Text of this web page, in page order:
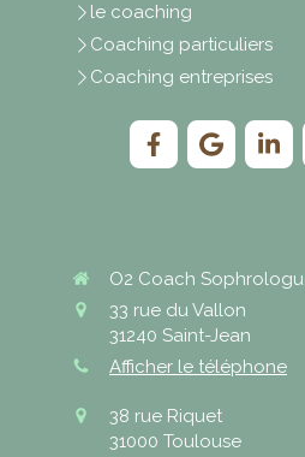
le coaching
Coaching particuliers
Coaching entreprises
O2 Coach
33 rue du Vallon
31240 Saint-Jean
Afficher le téléphone
38 rue Riquet
31000 Toulouse